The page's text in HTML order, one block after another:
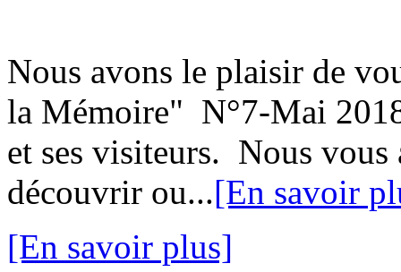
Nous avons le plaisir de
la Mémoire" N°7-Mai
et ses visiteurs. Nous
découvrir ou...[En savoir
[En savoir plus]